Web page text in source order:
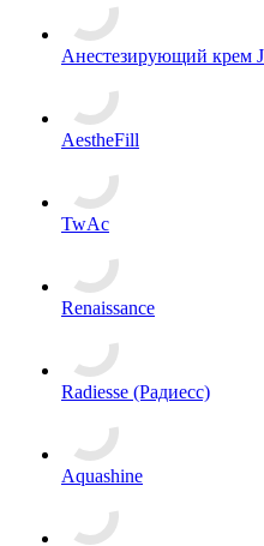
Анестезирующий крем
AestheFill
TwAc
Renaissance
Radiesse (Радиесс)
Aquashine